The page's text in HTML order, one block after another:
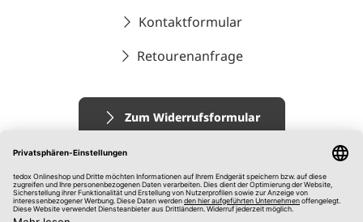
Kontaktformular
Retourenanfrage
Zum Widerrufsformular
Impressum
AGB